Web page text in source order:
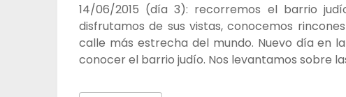
14/06/2015 (día 3): recorremos el barrio
disfrutamos de sus vistas, conocemos
calle más estrecha del mundo. Nuevo día en
conocer el barrio judío. Nos levantamos sobre